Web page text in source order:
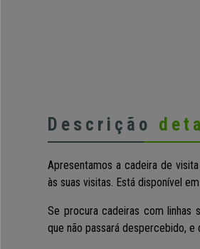
Descrição
Apresentamos a cadeira de visita
às suas visitas. Está disponível
Se procura cadeiras com linhas
que não passará despercebido,